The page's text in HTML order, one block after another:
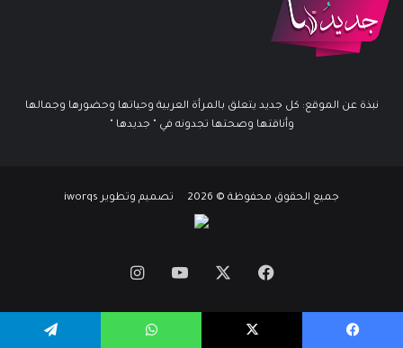
نبذة عن الموقع: كل جديد يتعلق بالمرأة العربية وحياتها وحضورها وجمالها
وأناقتها وصحتها تجدونه في " جديدها "
جميع الحقوق محفوظة © 2026 تصميم وتطوير iworqs
فيسبوك يوتيوبانستقرام